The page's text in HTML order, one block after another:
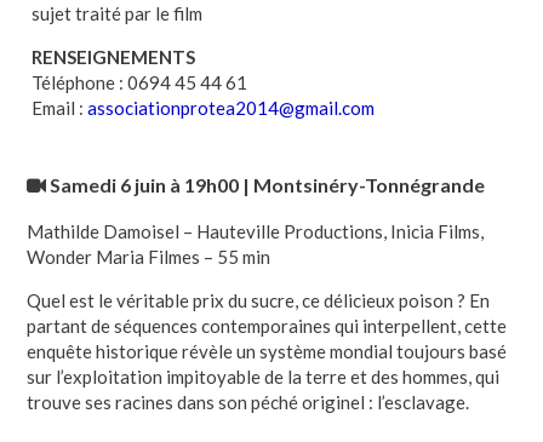
sujet traité par le film
RENSEIGNEMENTS
Téléphone : 0694 45 44 61
Email : associationprotea2014@gmail.com
Samedi 6 juin à 19h00 | Montsinéry-Tonnégrande
Mathilde Damoisel – Hauteville Productions, Inicia Films,
Wonder Maria Filmes – 55 min
Quel est le véritable prix du sucre, ce délicieux poison ? En
partant de séquences contemporaines qui interpellent, cette
enquête historique révèle un système mondial toujours basé
sur l’exploitation impitoyable de la terre et des hommes, qui
trouve ses racines dans son péché originel : l’esclavage.